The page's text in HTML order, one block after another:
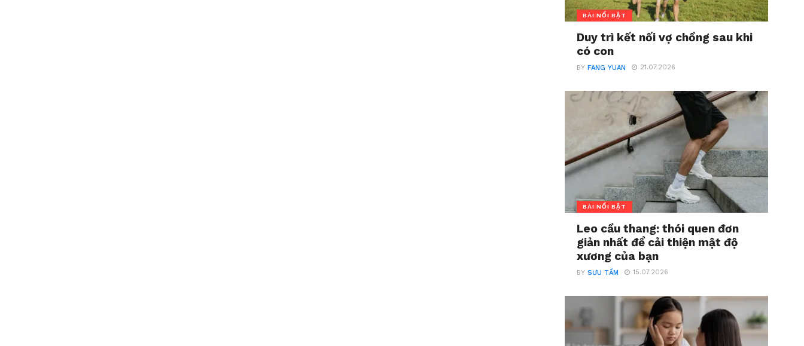
BÀI NỔI BẬT
Duy trì kết nối vợ chồng sau khi
có con
BYFANG YUAN 21.07.2026
BÀI NỔI BẬT
Leo cầu thang: thói quen đơn
giản nhất để cải thiện mật độ
xương của bạn
BYSƯU TẦM 15.07.2026